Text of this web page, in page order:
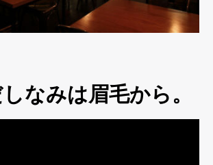
なみは眉毛から。